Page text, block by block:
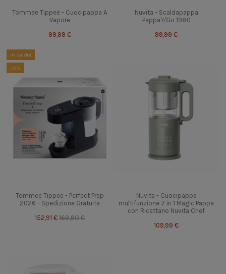
Tommee Tippee - Cuocipappa A
Vapore
99,99 €
Nuvita - Scaldapappa
Pappa'n'Go 1980
99,99 €
In saldo!
-10%
Tommee Tippee - Perfect Prep
2026 - Spedizione Gratuita
152,91 € 169,90 €
Nuvita - Cuocipappa
multifunzione 7 in 1 Magic Pappa
con Ricettario Nuvita Chef
109,99 €